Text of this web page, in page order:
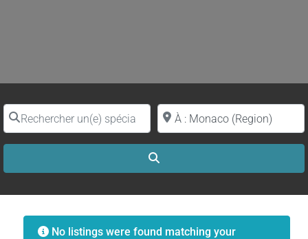
Rechercher un(e) spécialiste par nomProche de (ville ou région)
No listings were found matching your